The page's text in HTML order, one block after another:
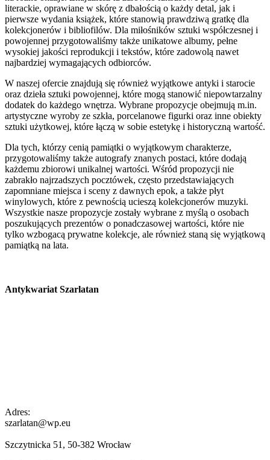
literackie, oprawiane w skórę z dbałością o każdy detal, jak i
pierwsze wydania książek, które stanowią prawdziwą gratkę dla
kolekcjonerów i bibliofilów. Dla miłośników sztuki współczesnej i
powojennej przygotowaliśmy także unikatowe albumy, pełne
wysokiej jakości reprodukcji i tekstów, które zadowolą nawet
najbardziej wymagających odbiorców.
W naszej ofercie znajdują się również wyjątkowe antyki i starocie
oraz dzieła sztuki powojennej, które mogą stanowić niepowtarzalny
dodatek do każdego wnętrza. Wybrane propozycje obejmują m.in.
artystyczne wyroby ze szkła, porcelanowe figurki oraz inne obiekty
sztuki użytkowej, które łączą w sobie estetykę i historyczną wartość.
Dla tych, którzy cenią pamiątki o wyjątkowym charakterze,
przygotowaliśmy także autografy znanych postaci, które dodają
każdemu zbiorowi unikalnej wartości. Wśród propozycji nie
zabrakło najrzadszych pocztówek, często przedstawiających
zapomniane miejsca i sceny z dawnych epok, a także płyt
winylowych, które z pewnością ucieszą kolekcjonerów muzyki.
Wszystkie nasze propozycje zostały wybrane z myślą o osobach
poszukujących prezentów o ponadczasowej wartości, które nie
tylko wzbogacą prywatne kolekcje, ale również staną się wyjątkową
pamiątką na lata.
Antykwariat Szarlatan
Adres:
szarlatan@wp.eu
Szczytnicka 51, 50-382 Wrocław